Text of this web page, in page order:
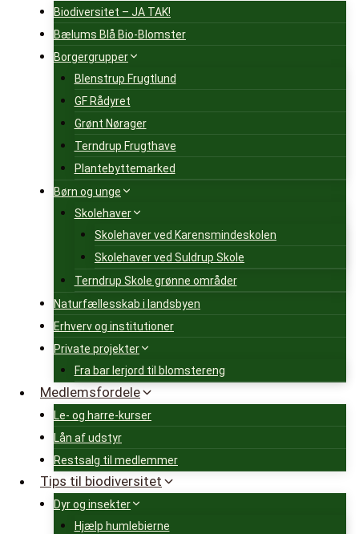
Biodiversitet – JA TAK!
Bælums Blå Bio-Blomster
Borgergrupper
Blenstrup Frugtlund
GF Rådyret
Grønt Nørager
Terndrup Frugthave
Plantebyttemarked
Børn og unge
Skolehaver
Skolehaver ved Karensmindeskolen
Skolehaver ved Suldrup Skole
Terndrup Skole grønne områder
Naturfællesskab i landsbyen
Erhverv og institutioner
Private projekter
Fra bar lerjord til blomstereng
Medlemsfordele
Le- og harre-kurser
Lån af udstyr
Restsalg til medlemmer
Tips til biodiversitet
Dyr og insekter
Hjælp humlebierne